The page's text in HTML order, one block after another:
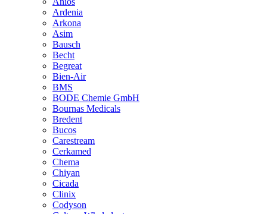
Ardenia
Arkona
Asim
Bausch
Becht
Begreat
Bien-Air
BMS
BODE Chemie GmbH
Bournas Medicals
Bredent
Bucos
Carestream
Cerkamed
Chema
Chiyan
Cicada
Clinix
Codyson